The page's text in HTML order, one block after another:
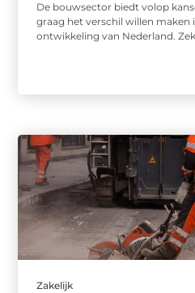
De bouwsector biedt volop
graag het verschil willen maken
ontwikkeling van Nederland.
Zakelijk